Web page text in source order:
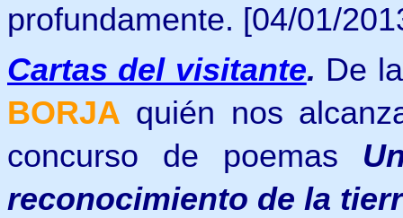
profundamente. [04/01/
Cartas del visitante. De
BORJA quién nos
concurso de poemas
reconocimiento de la